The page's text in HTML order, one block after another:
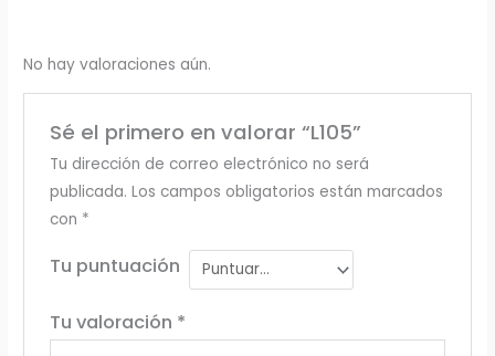
No hay valoraciones aún.
Sé el primero en valorar “L105”
Tu dirección de correo electrónico no será
publicada. Los campos obligatorios están marcados
con *
Tu puntuación
Tu valoración *